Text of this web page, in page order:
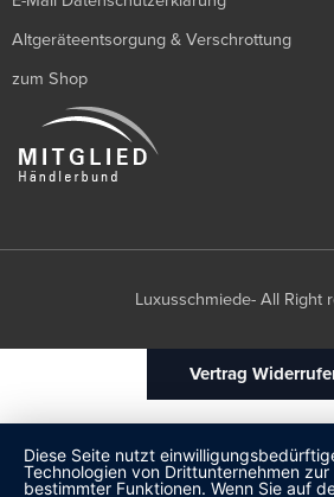
Altgeräteentsorgung & Verschrottung
zum Shop
Luxusschmiede- All Right
Vertrag
Diese Seite nutzt
Technologien von Drittunternehmen
bestimmter Funktionen. Wenn Sie auf